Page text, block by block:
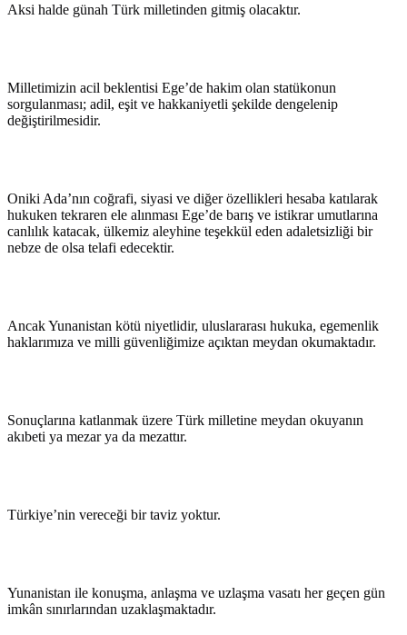
Aksi halde günah Türk milletinden gitmiş olacaktır.
Milletimizin acil beklentisi Ege’de hakim olan statükonun
sorgulanması; adil, eşit ve hakkaniyetli şekilde dengelenip
değiştirilmesidir.
Oniki Ada’nın coğrafi, siyasi ve diğer özellikleri hesaba katılarak
hukuken tekraren ele alınması Ege’de barış ve istikrar umutlarına
canlılık katacak, ülkemiz aleyhine teşekkül eden adaletsizliği bir
nebze de olsa telafi edecektir.
Ancak Yunanistan kötü niyetlidir, uluslararası hukuka, egemenlik
haklarımıza ve milli güvenliğimize açıktan meydan okumaktadır.
Sonuçlarına katlanmak üzere Türk milletine meydan okuyanın
akıbeti ya mezar ya da mezattır.
Türkiye’nin vereceği bir taviz yoktur.
Yunanistan ile konuşma, anlaşma ve uzlaşma vasatı her geçen gün
imkân sınırlarından uzaklaşmaktadır.